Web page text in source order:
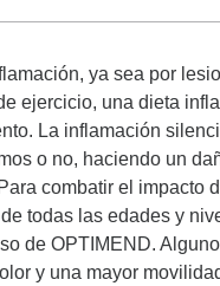
ya sea por
ejercicio, una dieta
La inflamación
o no, haciendo un
combatir el impacto
todas las edades y
de OPTIMEND.
y una mayor